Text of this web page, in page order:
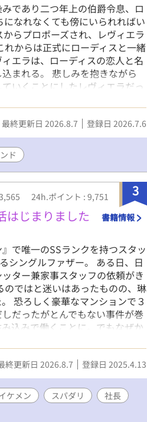
であり二つ年上の伯爵令息、ロ
なれなくても傍にいられればい
らプロポーズされ、レヴィエラ
からは正式にローディスと一緒
エラは、ローディスの恋人と名
まれる。 悲しみを抱きながら
いくことにしたレヴィエラだっ
抱することに。 手探りではあり
だ元気になって欲しいと寝る間
く変えることになるとも知らず
箱入り令息（受） ※印は性的
最終更新日 2026.8.7 登録日 2026.7.6
ド
3
24h.ポイント : 9,751
はじまりました 書籍情報
で唯一のSSランクを持つスタッ
シングルファザー。 ある日、日
ター兼家事スタッフの依頼がき
ではと迷いはあったものの、琳
恐ろしく豪華なマンションで３
だったがとんでもない事件が巻
込みで働くことに。でもなぜか
気になってきて……。 シングル
いない社長とのイチャラブハッ
終更新日 2026.8.7 登録日 2025.4.13
ケメン スパダリ
社長